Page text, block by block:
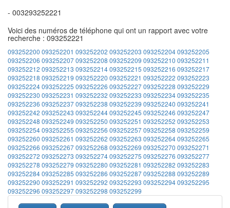
- 003293252221
Voici des numéros de téléphone qui ont un rapport avec votre
recherche : 093252221
093252200 093252201 093252202 093252203 093252204093252205
093252206 093252207093252208 093252209 093252210 093252211
093252212 093252213 093252214093252215 093252216 093252217
093252218 093252219 093252220 093252221 093252222 093252223
093252224093252225 093252226 093252227093252228 093252229
093252230 093252231 093252232 093252233 093252234093252235
093252236 093252237093252238 093252239 093252240 093252241
093252242 093252243 093252244093252245 093252246 093252247
093252248 093252249 093252250 093252251 093252252 093252253
093252254093252255 093252256 093252257093252258 093252259
093252260 093252261 093252262 093252263 093252264093252265
093252266 093252267093252268 093252269 093252270 093252271
093252272 093252273 093252274093252275 093252276 093252277
093252278 093252279 093252280 093252281 093252282 093252283
093252284093252285 093252286 093252287093252288 093252289
093252290 093252291 093252292 093252293 093252294093252295
093252296 093252297093252298 093252299